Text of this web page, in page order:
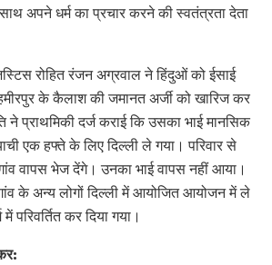
अपने धर्म का प्रचार करने की स्वतंत्रता देता
रोहित रंजन अग्रवाल ने हिंदुओं को ईसाई
के कैलाश की जमानत अर्जी को खारिज कर
ने प्राथमिकी दर्ज कराई कि उसका भाई मानसिक
एक हफ्ते के लिए दिल्ली ले गया। परिवार से
वापस भेज देंगे। उनका भाई वापस नहीं आया।
के अन्य लोगों दिल्ली में आयोजित आयोजन में ले
परिवर्तित कर दिया गया।